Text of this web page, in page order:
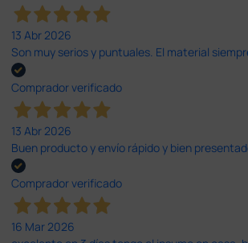
13 Abr 2026
Son muy serios y puntuales. El material
Comprador verificado
13 Abr 2026
Buen producto y envío rápido y bien
Comprador verificado
16 Mar 2026